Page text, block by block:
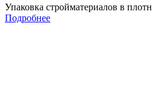
Упаковка стройматериалов в
Подробнее